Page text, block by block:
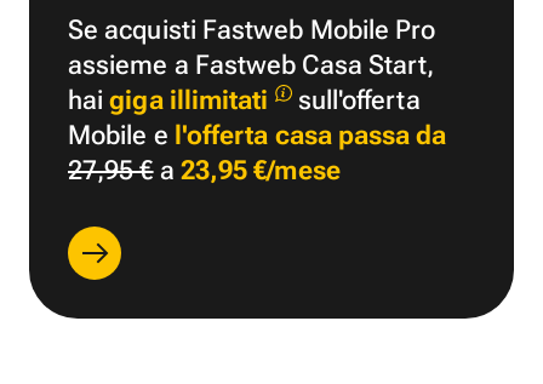
Se acquisti Fastweb Mobile Pro
assieme a Fastweb Casa Start,
haigiga illimitati
sull'offerta
Mobile e l'offerta casa passa da
27,95 €a 23,95 €/mese